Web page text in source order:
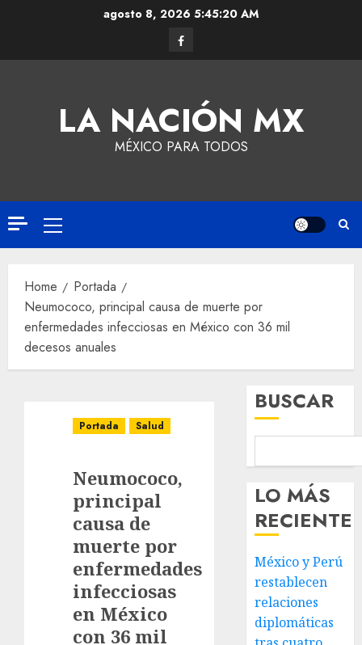
agosto 8, 2026 5:45:20 AM
LA NACIÓN MX
MÉXICO PARA TODOS
Home
Portada
Neumococo, principal causa de muerte por
enfermedades infecciosas en México con 36 mil
decesos anuales
Portada Salud
Neumococo,
principal
causa de
muerte por
enfermedades
infecciosas
en México
con 36 mil
BUSCAR
LO MÁS
RECIENTE
México y Perú
restablecen
relaciones
diplomáticas